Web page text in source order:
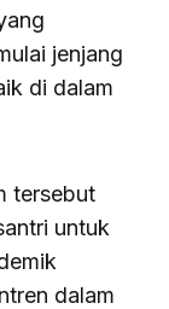
jenjang
di dalam
tersebut
untuk
dalam